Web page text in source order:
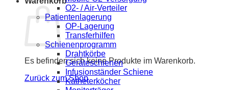
Es befinden sich keine Produkte im Warenkorb.
Zurück zum Shop
O2- / Air-Verteiler
Patientenlagerung
OP-Lagerung
Transferhilfen
Schienenprogramm
Drahtkörbe
Geräteschienen
Infusionständer Schiene
Katheterköcher